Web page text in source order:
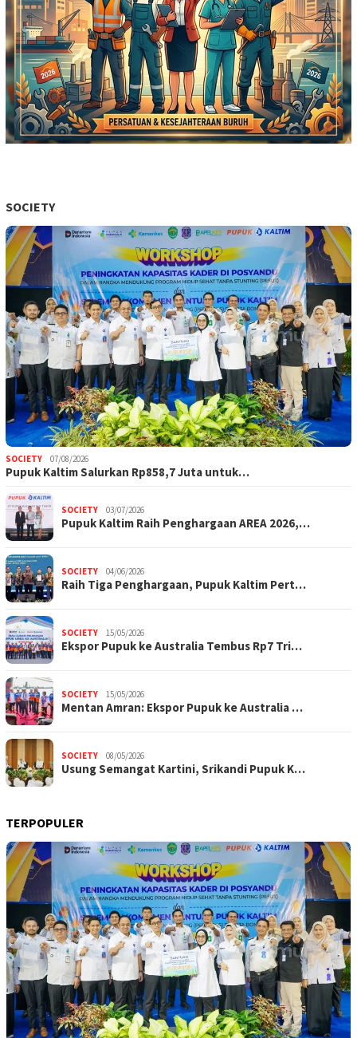
SOCIETY
SOCIETY 07/08/2026
Pupuk Kaltim Salurkan Rp858,7 Juta untuk…
SOCIETY 03/07/2026
Pupuk Kaltim Raih Penghargaan AREA 2026,…
SOCIETY 04/06/2026
Raih Tiga Penghargaan, Pupuk Kaltim Pert…
SOCIETY 15/05/2026
Ekspor Pupuk ke Australia Tembus Rp7 Tri…
SOCIETY 15/05/2026
Mentan Amran: Ekspor Pupuk ke Australia …
SOCIETY 08/05/2026
Usung Semangat Kartini, Srikandi Pupuk K…
TERPOPULER